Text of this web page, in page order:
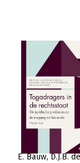
E. Bauw D.J.B.